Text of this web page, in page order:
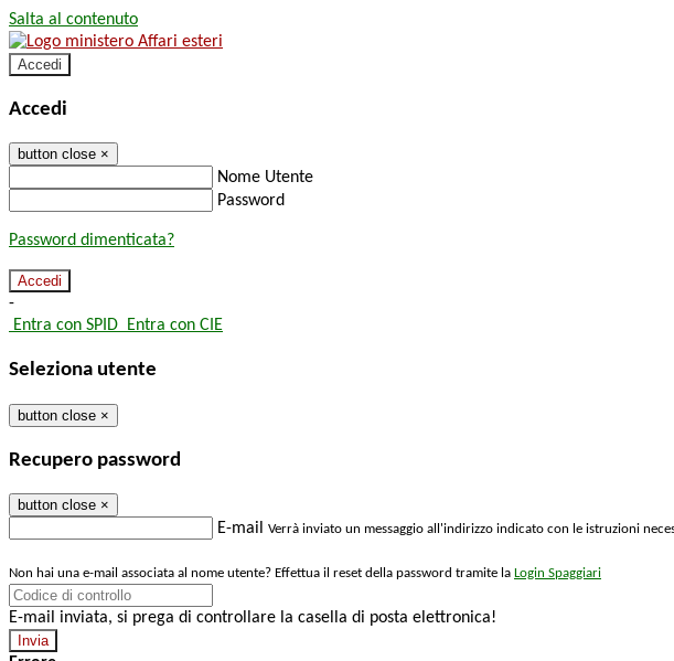
Salta al contenuto
Accedi
Accedi
button close ×
Nome Utente
Password
Password dimenticata?
-
Entra con SPID Entra con CIE
Seleziona utente
button close ×
Recupero password
button close ×
E-mail Verrà inviato un messaggio all'indirizzo indicato con le istruzioni
Non hai una e-mail associata al nome utente? Effettua il reset della password tramite la Login Spaggiari
E-mail inviata, si prega di controllare la casella di posta elettronica!